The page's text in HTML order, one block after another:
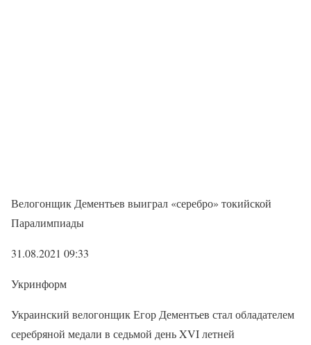
Велогонщик Дементьев выиграл «серебро» токийской
Паралимпиады
31.08.2021 09:33
Укринформ
Украинский велогонщик Егор Дементьев стал обладателем
серебряной медали в седьмой день XVI летней